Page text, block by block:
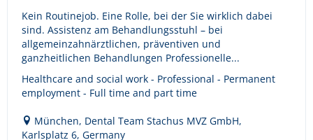
Kein Routinejob. Eine Rolle, bei der Sie wirklich dabei
sind. Assistenz am Behandlungsstuhl – bei
allgemeinzahnärztlichen, präventiven und
ganzheitlichen Behandlungen Professionelle...
Healthcare and social work - Professional - Permanent
employment - Full time and part time
München, Dental Team Stachus MVZ GmbH,
Karlsplatz 6, Germany